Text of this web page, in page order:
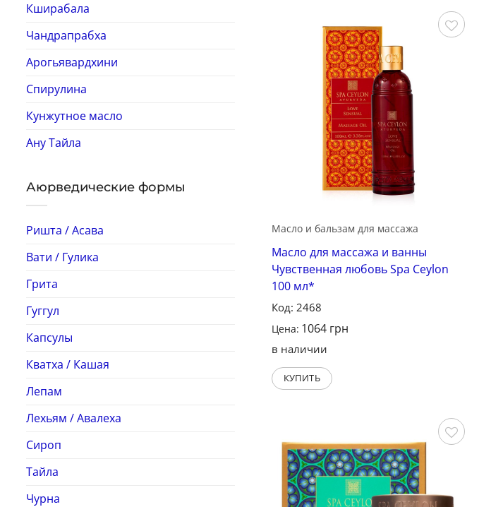
Кширабала
Чандрапрабха
Арогьявардхини
Спирулина
Кунжутное масло
Ану Тайла
Аюрведические формы
Ришта / Асава
Вати / Гулика
Грита
Гуггул
Капсулы
Кватха / Кашая
Лепам
Лехьям / Авалеха
Сироп
Тайла
Чурна
Масло и бальзам для массажа
Масло для массажа и ванны
Чувственная любовь Spa Ceylon
100 мл*
Код: 2468
Цена: 1064 грн
в наличии
КУПИТЬ
Сохранить